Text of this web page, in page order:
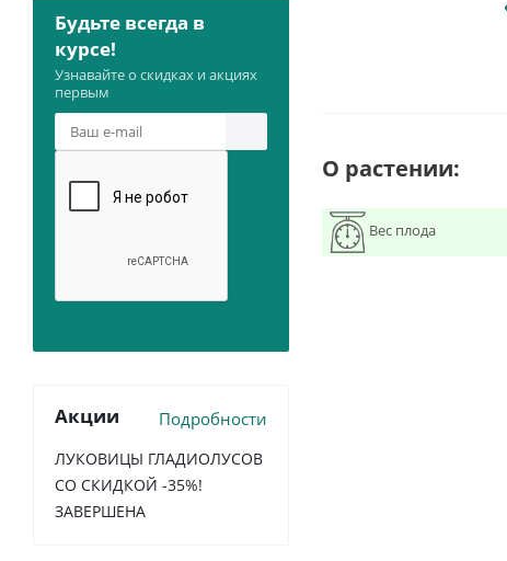
О растении:
Вес плода
Будьте всегда в
курсе!
Узнавайте о скидках и акциях
первым
Акции Подробности
ЛУКОВИЦЫ ГЛАДИОЛУСОВ
СО СКИДКОЙ -35%!
ЗАВЕРШЕНА